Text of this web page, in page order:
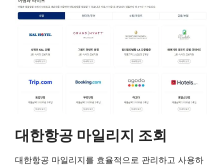
대한항공 마일리지 조회
대한항공 마일리지를 효율적으로 관리하고 사용하